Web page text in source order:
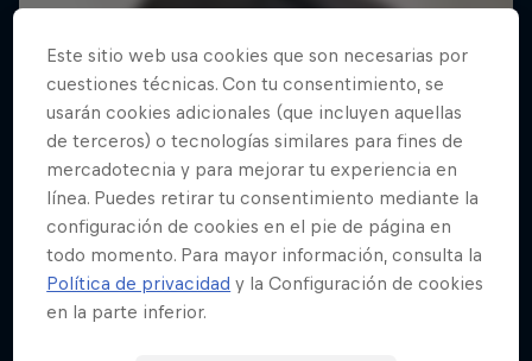
Este sitio web usa cookies que son necesarias por
cuestiones técnicas. Con tu consentimiento, se
usarán cookies adicionales (que incluyen aquellas
de terceros) o tecnologías similares para fines de
mercadotecnia y para mejorar tu experiencia en
línea. Puedes retirar tu consentimiento mediante la
configuración de cookies en el pie de página en
todo momento. Para mayor información, consulta la
Política de privacidad y la Configuración de cookies
en la parte inferior.